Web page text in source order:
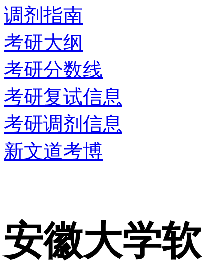
调剂指南
考研大纲
考研分数线
考研复试信息
考研调剂信息
新文道考博
安徽大学软